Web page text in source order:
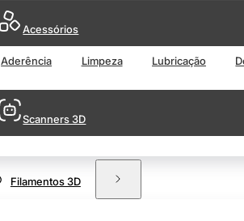
Acessórios
Aderência Limpeza Lubricação
Scanners 3D
Filamentos 3D